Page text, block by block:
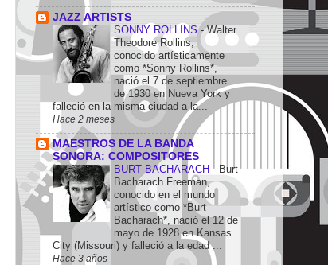
JAZZ ARTISTS
SONNY ROLLINS-Walter
Theodore Rollins,
conocido artísticamente
como *Sonny Rollins*,
nació el 7 de septiembre
de 1930 en Nueva York y
falleció en la misma ciudad a la...
Hace 2 meses
MAESTROS DE LA BANDA
SONORA: COMPOSITORES
BURT BACHARACH - Burt
Bacharach Freeman,
conocido en el mundo
artístico como *Burt
Bacharach*, nació el 12 de
mayo de 1928 en Kansas
City (Missouri) y falleció a la edad ...
Hace 3 años